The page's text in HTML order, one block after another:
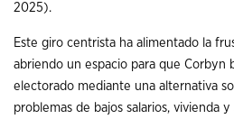
2025).
Este giro centrista ha alimentado la
abriendo un espacio para que Corbyn
electorado mediante una alternativa
problemas de bajos salarios, vivienda